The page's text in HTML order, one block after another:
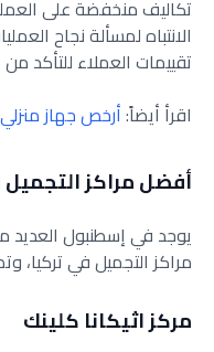
تكاليف منخفضة على
الانتباه لمسألة نجاح
تقييمات العملاء للتأكد
اقرأ أيضاً:أرخص جهاز منزلي
أفضل مراكز
يوجد في إسطنبول العديد
مراكز التجميل في تركيا،
مركز اثيكانا كلينك